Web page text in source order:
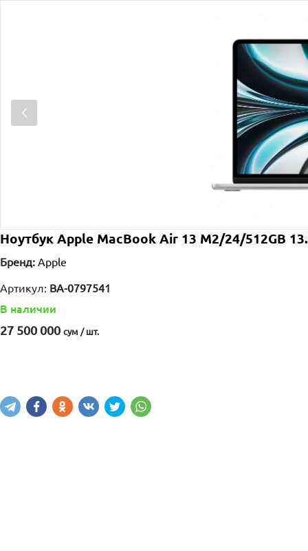
Ноутбук Apple MacBook Air 13 M2/24/512GB
Бренд: Apple
Артикул: BA-0797541
В наличии
27 500 000 сум / шт.